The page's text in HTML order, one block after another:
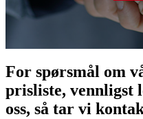
For spørsmål om
prisliste, vennligst
oss, så tar vi